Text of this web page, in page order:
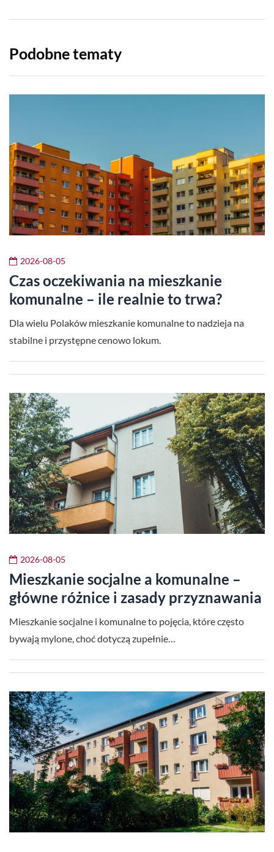
Podobne tematy
2026-08-05
Czas oczekiwania na mieszkanie
komunalne – ile realnie to trwa?
Dla wielu Polaków mieszkanie komunalne to nadzieja na
stabilne i przystępne cenowo lokum.
2026-08-05
Mieszkanie socjalne a komunalne –
główne różnice i zasady przyznawania
Mieszkanie socjalne i komunalne to pojęcia, które często
bywają mylone, choć dotyczą zupełnie…